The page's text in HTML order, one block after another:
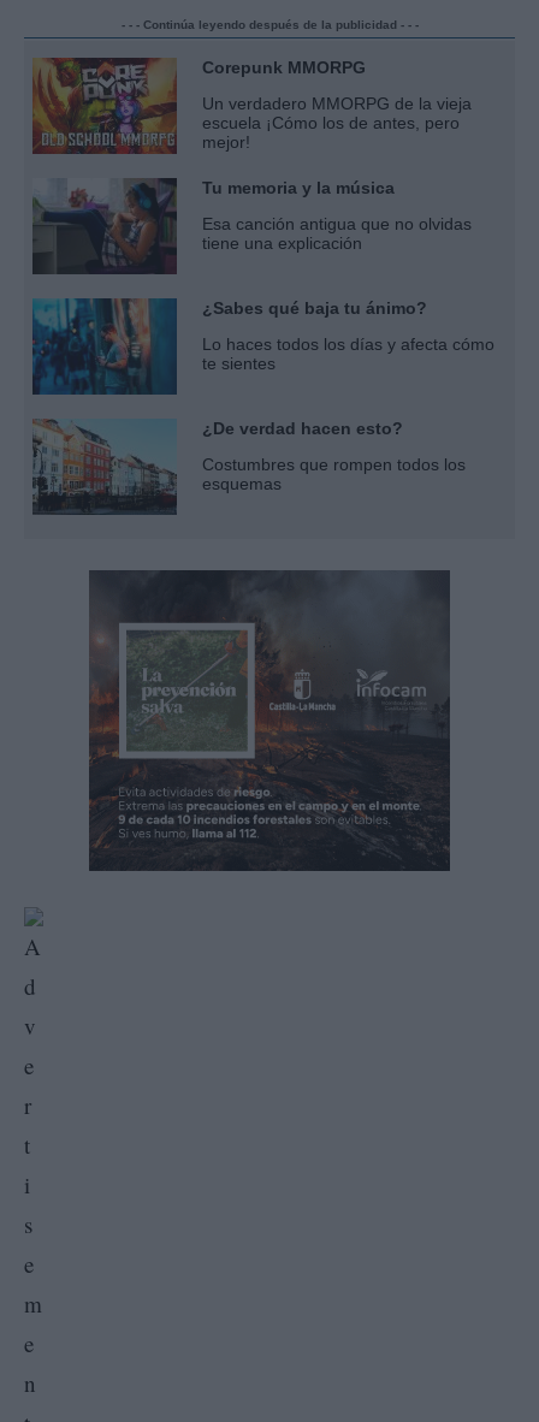
- - - Continúa leyendo después de la publicidad - - -
Corepunk MMORPG
Un verdadero MMORPG de la vieja
escuela ¡Cómo los de antes, pero
mejor!
Tu memoria y la música
Esa canción antigua que no olvidas
tiene una explicación
¿Sabes qué baja tu ánimo?
Lo haces todos los días y afecta cómo
te sientes
¿De verdad hacen esto?
Costumbres que rompen todos los
esquemas